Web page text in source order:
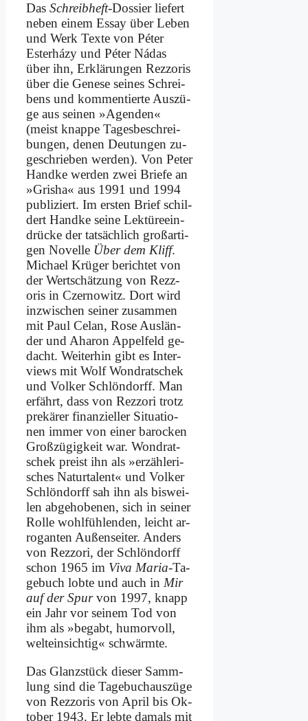
Das Schreib­heft-Dos­sier lie­fert
ne­ben ei­nem Es­say über Le­ben
und Werk Tex­te von Pé­ter
Ester­há­zy und Pé­ter Ná­das
über ihn, Er­klä­run­gen Rezz­oris
über die Ge­ne­se sei­nes Schrei­
bens und kom­men­tier­te Aus­zü­
ge aus sei­nen »Agen­den«
(meist knap­pe Ta­ges­be­schrei­
bun­gen, de­nen Deu­tun­gen zu­
ge­schrie­ben wer­den). Von Pe­ter
Hand­ke wer­den zwei Brie­fe an
»Gri­sha« aus 1991 und 1994
pu­bli­ziert. Im er­sten Brief schil­
dert Hand­ke sei­ne Lek­tü­re­ein­
drücke der tat­säch­lich groß­ar­ti­
gen No­vel­le Über dem Kliff.
Mi­cha­el Krü­ger be­rich­tet von
der Wert­schät­zung von Rezz­
oris in Czer­no­witz. Dort wird
in­zwi­schen sei­ner zu­sam­men
mit Paul Ce­lan, Ro­se Aus­län­
der und Aha­ron Ap­pel­feld ge­
dacht. Wei­ter­hin gibt es In­ter­
views mit Wolf Wond­rat­schek
und Vol­ker Schlön­dorff. Man
er­fährt, dass von Rezz­ori trotz
pre­kä­rer fi­nan­zi­el­ler Si­tua­tio­
nen im­mer von ei­ner ba­rocken
Groß­zü­gig­keit war. Wond­rat­
schek preist ihn als »er­zäh­le­ri­
sches Na­tur­ta­lent« und Vol­ker
Schlön­dorff sah ihn als bis­wei­
len ab­ge­ho­be­nen, sich in sei­ner
Rol­le wohl­füh­len­den, leicht ar­
ro­gan­ten Au­ßen­sei­ter. An­ders
von Rezz­ori, der Schlön­dorff
schon 1965 im Vi­va Ma­ria-Ta­
ge­buch lob­te und auch in Mir
auf der Spurvon 1997, knapp
ein Jahr vor sei­nem Tod von
ihm als »be­gabt, hu­mor­voll,
welt­ein­sich­tig« schwärm­te.
Das Glanz­stück die­ser Samm­
lung sind die Ta­ge­buch­aus­zü­ge
von Rezz­oris von April bis Ok­
to­ber 1943. Er leb­te da­mals mit